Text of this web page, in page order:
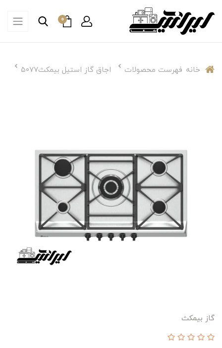
0
خانه فهرست محصولات اجاق گاز استیل بیمکث۵۰۷۷
گاز بیمکث